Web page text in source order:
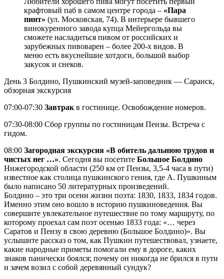
крафтовый паб в самом центре города – «Пара
пинт» (ул. Московская, 74). В интерьере бывшего
винокуренного завода купца Мейергольда вы
сможете насладиться пивом от российских и
зарубежных пивоварен – более 200-х видов. В
меню есть вкуснейшие хотдоги, большой выбор
закусок и снеков.
День 3 Болдино, Пушкинский музей-заповедник — Саранск,
обзорная экскурсия
07:00-07:30 Завтрак в гостинице. Освобождение номеров.
07:30-08:00 Сбор группы по гостиницам Пензы. Встреча с
гидом.
08:00 Загородная экскурсия «В обитель дальнюю трудов и
чистых нег …». Сегодня вы посетите Большое Болдино
Нижегородской области (250 км от Пензы, 3,5-4 часа в пути)
известное как столица пушкинского гения, где А. Пушкиным
было написано 50 литературных произведений.
Болдино – это три осени жизни поэта: 1830, 1833, 1834 годов.
Именно этим оно вошло в историю пушкиноведения. Вы
совершите увлекательное путешествие по тому маршруту, по
которому проехал сам поэт осенью 1833 года: «… через
Саратов и Пензу в свою деревню (Большое Болдино)». Вы
услышите рассказ о том, как Пушкин путешествовал, узнаете,
какие народные приметы помогали ему в дороге, каких
знаков панически боялся; почему он никогда не брился в пути
и зачем возил с собой деревянный сундук?